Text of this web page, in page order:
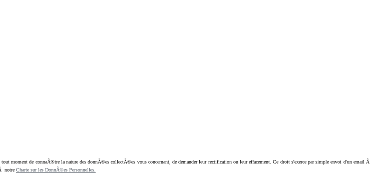
de connaÃ®tre la nature des donnÃ©es collectÃ©es vous concernant, de demander leur rectification ou leur effacement. Ce droit s'exerce par simple envoi d'un email Ã
notre Charte sur les DonnÃ©es Personnelles.